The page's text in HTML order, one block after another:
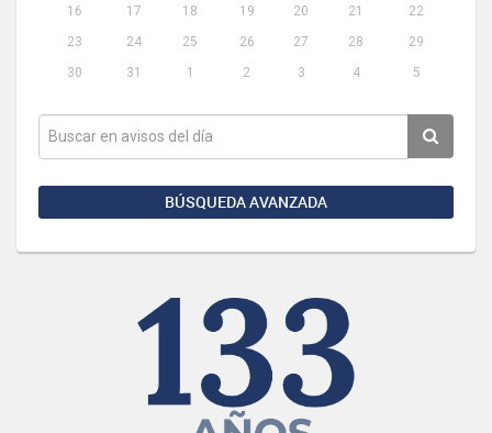
16
17 18 19 20 21
22
23
24 25 26 27 28
29
30
31 1 2 3 4 5
BÚSQUEDA AVANZADA